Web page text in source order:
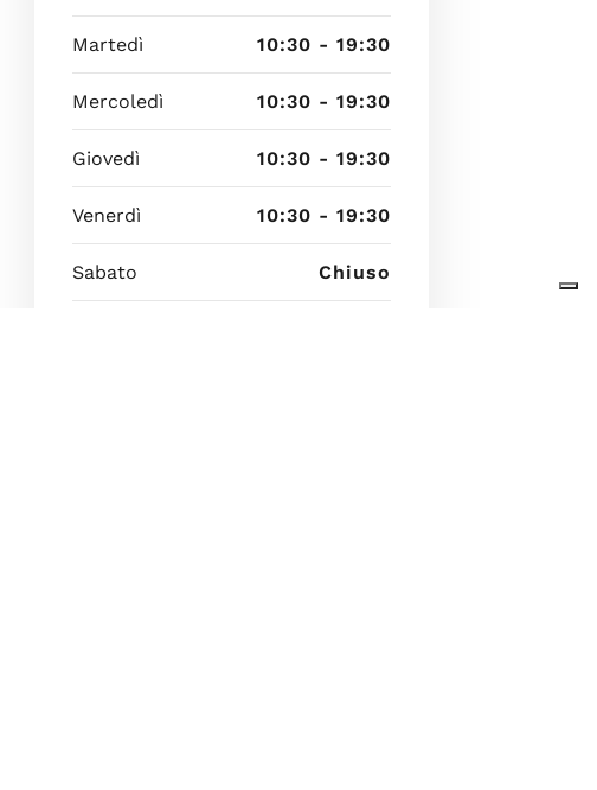
Martedì 10:30 - 19:30
Mercoledì 10:30 - 19:30
Giovedì 10:30 - 19:30
Venerdì 10:30 - 19:30
Sabato Chiuso